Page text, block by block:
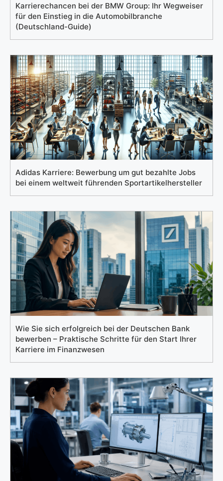
Karrierechancen bei der BMW Group: Ihr Wegweiser
für den Einstieg in die Automobilbranche
(Deutschland-Guide)
Adidas Karriere: Bewerbung um gut bezahlte Jobs
bei einem weltweit führenden Sportartikelhersteller
Wie Sie sich erfolgreich bei der Deutschen Bank
bewerben – Praktische Schritte für den Start Ihrer
Karriere im Finanzwesen